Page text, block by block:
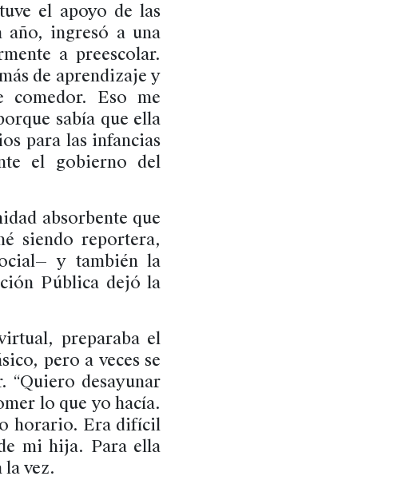
el apoyo de las
ingresó a una
a preescolar.
de aprendizaje y
comedor. Eso me
sabía que ella
para las infancias
el gobierno del
absorbente que
siendo reportera,
y también la
Pública dejó la
preparaba el
pero a veces se
“Quiero desayunar
lo que yo hacía.
horario. Era difícil
mi hija. Para ella
la vez.